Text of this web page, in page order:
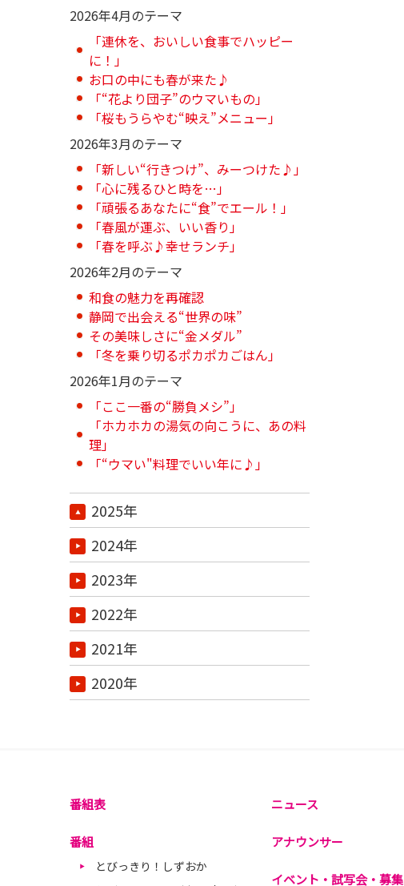
2026年4月のテーマ
「連休を、おいしい食事でハッピー
に！」
お口の中にも春が来た♪
「“花より団子”のウマいもの」
「桜もうらやむ“映え”メニュー」
2026年3月のテーマ
「新しい“行きつけ”、みーつけた♪」
「心に残るひと時を…」
「頑張るあなたに“食”でエール！」
「春風が運ぶ、いい香り」
「春を呼ぶ♪幸せランチ」
2026年2月のテーマ
和食の魅力を再確認
静岡で出会える“世界の味”
その美味しさに“金メダル”
「冬を乗り切るポカポカごはん」
2026年1月のテーマ
「ここ一番の“勝負メシ”」
「ホカホカの湯気の向こうに、あの料
理」
「“ウマい"料理でいい年に♪」
2025年
2024年
2023年
2022年
2021年
2020年
番組表
番組
とびっきり！しずおか
ニュース
アナウンサー
イベント・試写会・募集